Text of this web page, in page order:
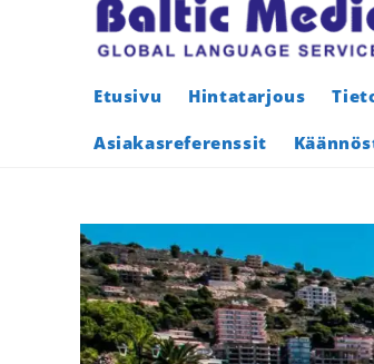
Etusivu Hintatarjous
Asiakasreferenssit